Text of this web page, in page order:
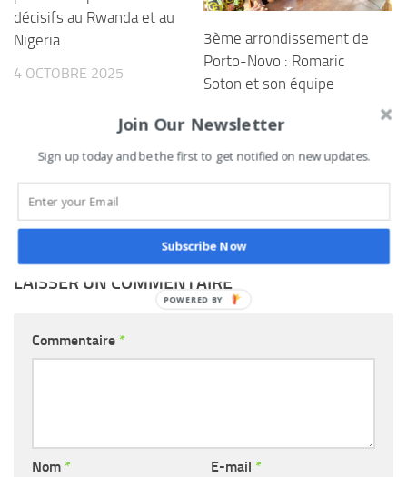
décisifs au Rwanda et au
Nigeria
4 OCTOBRE 2025
3ème arrondissement de
Porto-Novo : Romaric
Soton et son équipe
naissance sécurisés
gratuitement aux
LAISSER UN COMMENTAIRE
Commentaire *
Nom * E-mail *
Join Our Newsletter
Sign up today and be the first to get notified on new updates.
Subscribe Now